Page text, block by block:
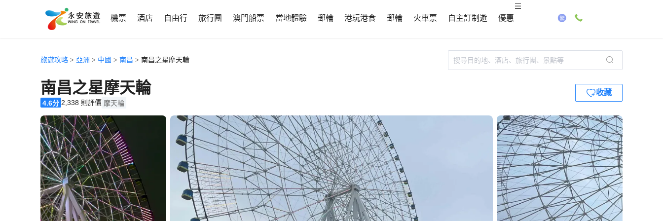
機票 酒店 自由行 旅行團 澳門船票 當地體驗 郵輪 港玩港食 郵輪 火車票 自主訂制遊 優惠
旅遊攻略 > 亞洲 > 中國 > 南昌 > 南昌之星摩天輪
南昌之星摩天輪
4.6分 2,338 則評價 摩天輪
收藏